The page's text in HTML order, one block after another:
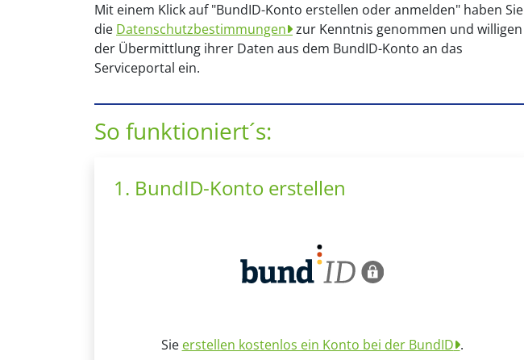
Mit einem Klick auf "BundID-Konto erstellen oder anmelden" haben Sie
die Datenschutzbestimmungen zur Kenntnis genommen und willigen
der Übermittlung ihrer Daten aus dem BundID-Konto an das
Serviceportal ein.
So funktioniert´s:
1. BundID-Konto erstellen
Sie erstellen kostenlos ein Konto bei der BundID .